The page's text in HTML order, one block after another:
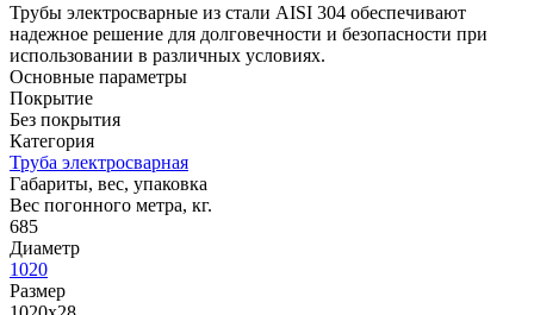
Трубы электросварные из стали AISI 304 обеспечивают
надежное решение для долговечности и безопасности при
использовании в различных условиях.
Основные параметры
Покрытие
Без покрытия
Категория
Труба электросварная
Габариты, вес, упаковка
Вес погонного метра, кг.
685
Диаметр
1020
Размер